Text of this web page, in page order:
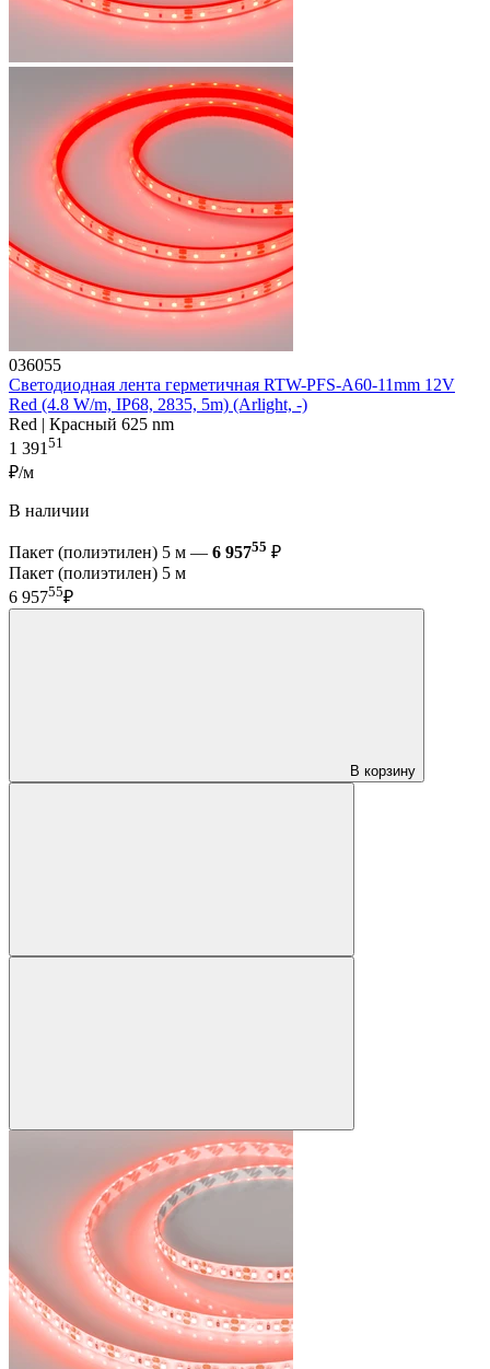
036055
Светодиодная лента герметичная RTW-PFS-A60-11mm 12V
Red (4.8 W/m, IP68, 2835, 5m) (Arlight, -)
Red | Красный 625 nm
1 39151
₽/м
В наличии
Пакет (полиэтилен) 5 м — 6 95755 ₽
Пакет (полиэтилен) 5 м
6 95755₽
В корзину